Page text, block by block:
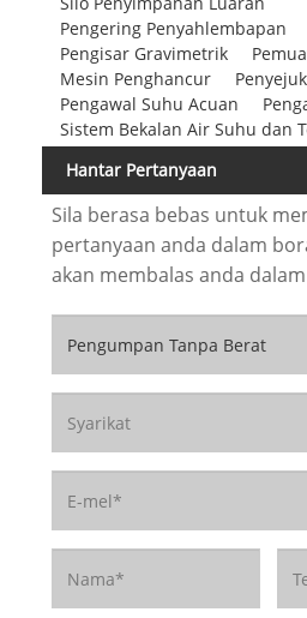
Pengering Penyahlembapan
Pengisar Gravimetrik
Mesin Penghancur
Pengawal Suhu Acuan
Sistem Bekalan Air Suhu dan
Hantar Pertanyaan
Sila berasa bebas untuk
pertanyaan anda dalam
akan membalas anda